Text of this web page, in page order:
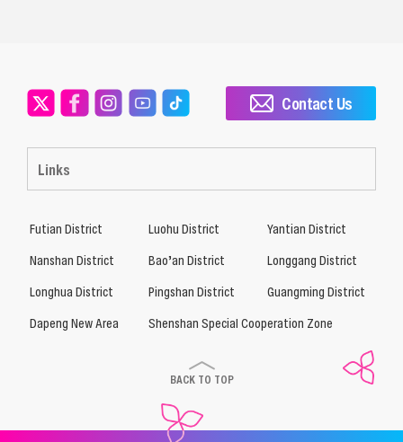
Links
Contact Us
Futian District Luohu District
Yantian District
Nanshan District
Bao’an District
Longgang District
Longhua District
Pingshan District
Guangming District
Dapeng New Area
Shenshan Special Cooperation Zone
BACK TO TOP